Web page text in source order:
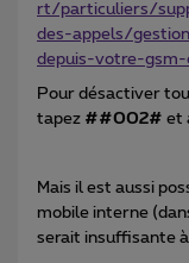
rt/particuliers/
des-appels/
depuis-votre-
Pour désactiver
tapez ##002# et
Mais il est aussi
mobile interne
serait insuffisante